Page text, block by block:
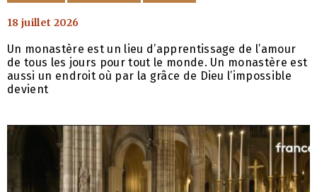
18 juillet 2026
Un monastère est un lieu d’apprentissage de l’amour
de tous les jours pour tout le monde. Un monastère est
aussi un endroit où par la grâce de Dieu l’impossible
devient